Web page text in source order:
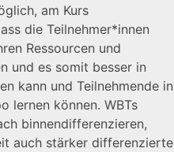
am Kurs
die Teilnehmer*innen
Ressourcen und
und es somit besser in
kann und Teilnehmende in
lernen können. WBTs
binnendifferenzieren,
auch stärker differenzierte